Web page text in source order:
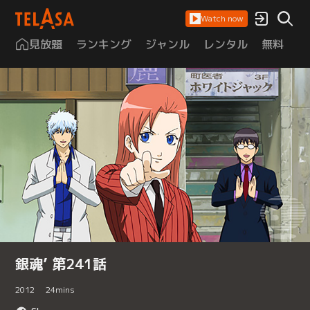
Watch now
見放題 ランキング ジャンル レンタル 無料
銀魂’ 第241話
2012 24mins